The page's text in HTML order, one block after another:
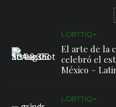
LGBTTIQ+
El arte de la
celebró el
México –
LGBTTIQ+